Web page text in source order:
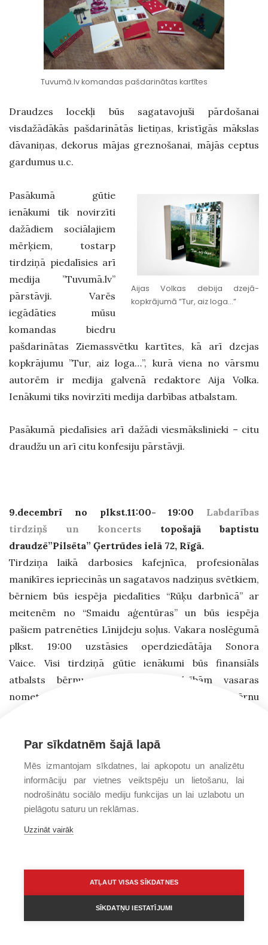
Tuvumā.lv komandas pašdarinātas kartītes
Draudzes locekļi būs sagatavojuši pārdošanai
visdažādākās pašdarinātās lietiņas, kristīgās mākslas
dāvaniņas, dekorus mājas greznošanai, mājās ceptus
gardumus u.c.
Aijas Volkas debija dzejā-
kopkrājumā ”Tur, aiz loga…”
Pasākumā gūtie
ienākumi tik novirzīti
dažādiem sociālajiem
mērķiem, tostarp
tirdziņā piedalīsies arī
medija ”Tuvumā.lv”
pārstāvji. Varēs
iegādāties mūsu
komandas biedru
pašdarinātas Ziemassvētku kartītes, kā arī dzejas
kopkrājumu ”Tur, aiz loga…”, kurā viena no vārsmu
autorēm ir medija galvenā redaktore Aija Volka.
Ienākumi tiks novirzīti medija darbības atbalstam.
Pasākumā piedalīsies arī dažādi viesmākslinieki – citu
draudžu un arī citu konfesiju pārstāvji.
9.decembrī no plkst.11:00- 19:00 Labdarības
tirdziņš un koncerts topošajā baptistu
draudzē”Pilsēta” Ģertrūdes ielā 72, Rīgā.
Tirdziņa laikā darbosies kafejnīca, profesionālas
manikīres iepriecinās un sagatavos nadziņus svētkiem,
bērniem būs iespēja piedalīties “Rūķu darbnīcā” ar
meitenēm no “Smaidu aģentūras” un būs iespēja
pašiem patrenēties Līnijdeju soļus. Vakara noslēgumā
plkst. 19:00 uzstāsies operdziedātāja Sonora
Vaice. Visi tirdziņā gūtie ienākumi būs finansiāls
atbalsts bērnu ar īpašām vajadzībām vasaras
nometnei, meiteņu nometnei “Soft” un bērnu
9. decembrī Adventa tirdziņšno plkst. 11.00 – 14.00
Mateja baptistu baznīcā Rīgā.
Būs dāvanas,
tējas un
Par sīkdatnēm šajā lapā
Mēs izmantojam sīkdatnes, lai apkopotu un analizētu
informāciju par vietnes veiktspēju un lietošanu, lai
nodrošinātu sociālo mediju funkcijas un lai uzlabotu un
pielāgotu saturu un reklāmas.
Uzzināt vairāk
ATĻAUT VISAS SĪKDATNES
SĪKDATŅU IESTATĪJUMI